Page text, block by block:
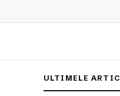
ULTIMELE